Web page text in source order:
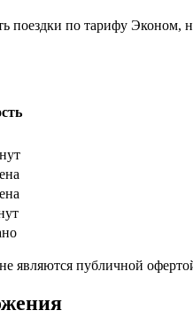
поездки по тарифу
являются публичной